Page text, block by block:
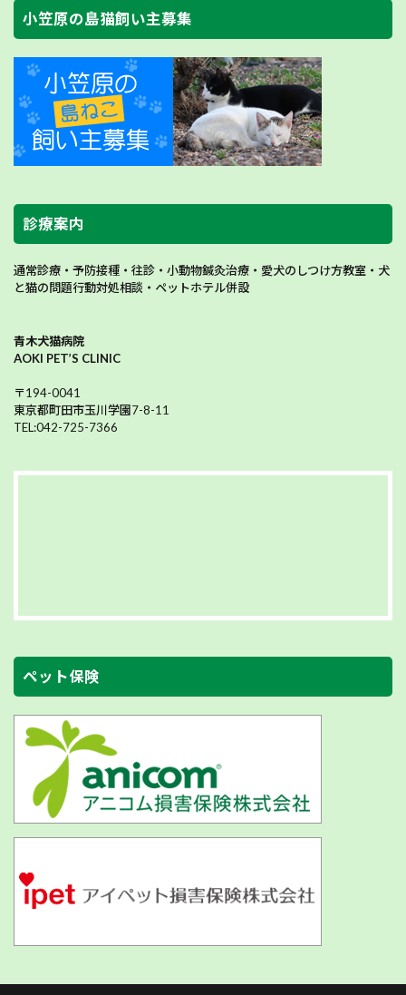
小笠原の島猫飼い主募集
診療案内
通常診療・予防接種・往診・小動物鍼灸治療・愛犬のしつけ方教室・犬
と猫の問題行動対処相談・ペットホテル併設
青木犬猫病院
AOKI PET’S CLINIC
〒194-0041
東京都町田市玉川学園7-8-11
TEL:042-725-7366
ペット保険